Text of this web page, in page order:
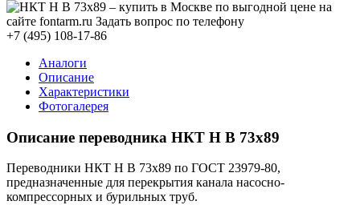
+7 (495) 108-17-86
Аналоги
Описание
Характеристики
Фотогалерея
Описание переводника НКТ Н В 73х89
Переводники НКТ Н В 73х89 по ГОСТ 23979-80,
предназначенные для перекрытия канала насосно-
компрессорных и бурильных труб.